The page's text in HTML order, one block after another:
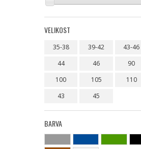
VELIKOST
35-38 39-42 43-46
44
46 90
100
105 110
43
45
BARVA